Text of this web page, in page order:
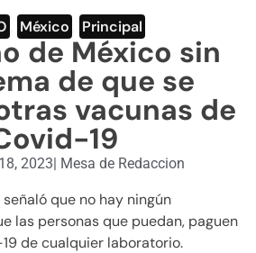
SECTION
VIDEOS
México Principal
de México sin
de que se
vacunas de
19
2023| Mesa de Redaccion
que no hay ningún
las personas que puedan, paguen
de cualquier laboratorio.